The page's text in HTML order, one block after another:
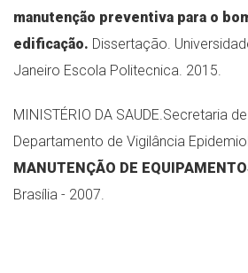
manutenção preventiva para o
edificação. Dissertação.
Janeiro Escola Politecnica. 2015.
MINISTÉRIO DA SAUDE.Secretaria
Departamento de Vigilância
MANUTENÇÃO DE
Brasília - 2007.